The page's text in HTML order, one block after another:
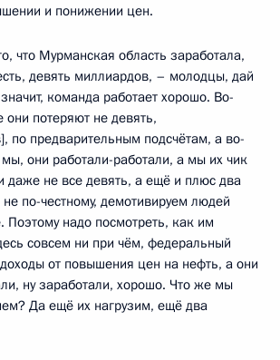
и понижении цен.
что Мурманская область заработала,
девять миллиардов, – молодцы, дай
команда работает хорошо. Во-
они потеряют не девять,
по предварительным подсчётам, а во-
они работали-работали, а мы их чик
даже не все девять, а ещё и плюс два
по-честному, демотивируем людей
Поэтому надо посмотреть, как им
совсем ни при чём, федеральный
от повышения цен на нефть, а они
ну заработали, хорошо. Что же мы
Да ещё их нагрузим, ещё два